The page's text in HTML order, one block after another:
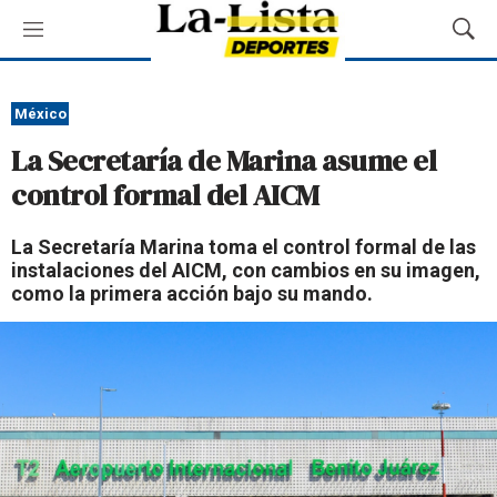
M
e
ú
M
o
s
q
e
México
La Secretaría de Marina asume el
control formal del AICM
La Secretaría Marina toma el control formal de las
instalaciones del AICM, con cambios en su imagen,
como la primera acción bajo su mando.